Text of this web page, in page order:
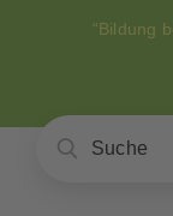
“Bildung